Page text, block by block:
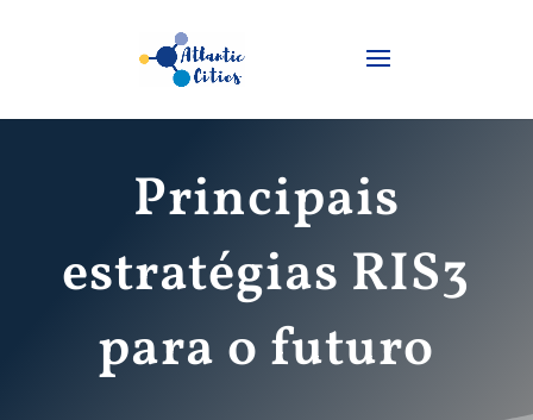
Principais
estratégias RIS3
para o futuro